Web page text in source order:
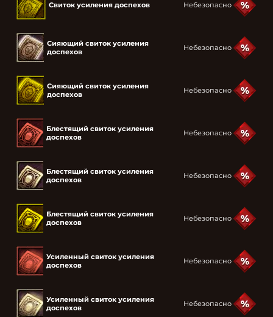
Свиток усиления доспехов Небезопасно
Сияющий свиток усиления
доспехов
Небезопасно
Сияющий свиток усиления
доспехов
Небезопасно
Блестящий свиток усиления
доспехов
Небезопасно
Блестящий свиток усиления
доспехов
Небезопасно
Блестящий свиток усиления
доспехов
Небезопасно
Усиленный свиток усиления
доспехов
Небезопасно
Усиленный свиток усиления
доспехов
Небезопасно